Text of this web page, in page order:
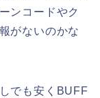
ンコードやク
がないのかな
でも安くBUFF